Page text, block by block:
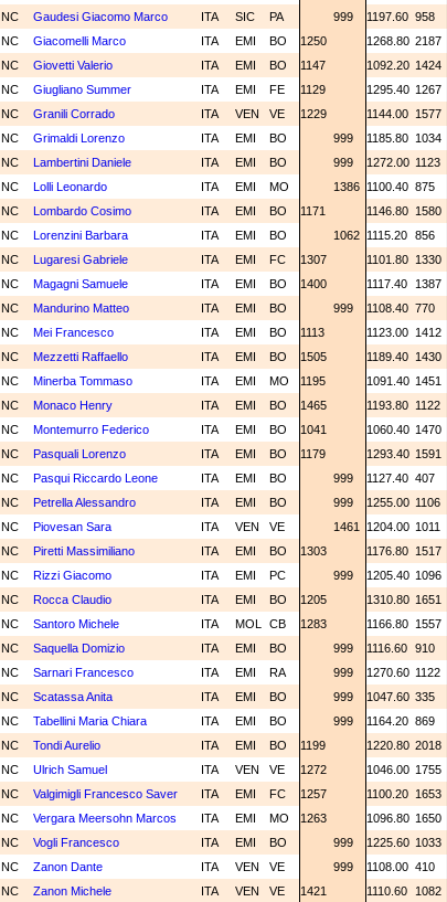
NC Gaudesi Giacomo Marco ITA SIC PA 999 1197.60 958
NC Giacomelli Marco ITA EMI BO 1250 1268.80 2187
NC Giovetti Valerio ITA EMI BO 1147 1092.20 1424
NC Giugliano Summer ITA EMI FE 1129 1295.40 1267
NC Granili Corrado ITA VEN VE 1229 1144.00 1577
NC Grimaldi Lorenzo ITA EMI BO 999 1185.80 1034
NC Lambertini Daniele ITA EMI BO 999 1272.00 1123
NC Lolli Leonardo ITA EMI MO 1386 1100.40 875
NC Lombardo Cosimo ITA EMI BO 1171 1146.80 1580
NC Lorenzini Barbara ITA EMI BO 1062 1115.20 856
NC Lugaresi Gabriele ITA EMI FC 1307 1101.80 1330
NC Magagni Samuele ITA EMI BO 1400 1117.40 1387
NC Mandurino Matteo ITA EMI BO 999 1108.40 770
NC Mei Francesco ITA EMI BO 1113 1123.00 1412
NC Mezzetti Raffaello ITA EMI BO 1505 1189.40 1430
NC Minerba Tommaso ITA EMI MO 1195 1091.40 1451
NC Monaco Henry ITA EMI BO 1465 1193.80 1122
NC Montemurro Federico ITA EMI BO 1041 1060.40 1470
NC Pasquali Lorenzo ITA EMI BO 1179 1293.40 1591
NC Pasqui Riccardo Leone ITA EMI BO 999 1127.40 407
NC Petrella Alessandro ITA EMI BO 999 1255.00 1106
NC Piovesan Sara ITA VEN VE 1461 1204.00 1011
NC Piretti Massimiliano ITA EMI BO 1303 1176.80 1517
NC Rizzi Giacomo ITA EMI PC 999 1205.40 1096
NC Rocca Claudio ITA EMI BO 1205 1310.80 1651
NC Santoro Michele ITA MOL CB 1283 1166.80 1557
NC Saquella Domizio ITA EMI BO 999 1116.60 910
NC Sarnari Francesco ITA EMI RA 999 1270.60 1122
NC Scatassa Anita ITA EMI BO 999 1047.60 335
NC Tabellini Maria Chiara ITA EMI BO 999 1164.20 869
NC Tondi Aurelio ITA EMI BO 1199 1220.80 2018
NC Ulrich Samuel ITA VEN VE 1272 1046.00 1755
NC Valgimigli Francesco Saver ITA EMI FC 1257 1100.20 1653
NC Vergara Meersohn Marcos ITA EMI MO 1263 1096.80 1650
NC Vogli Francesco ITA EMI BO 999 1225.60 1033
NC Zanon Dante ITA VEN VE 999 1108.00 410
NC Zanon Michele ITA VEN VE 1421 1110.60 1082